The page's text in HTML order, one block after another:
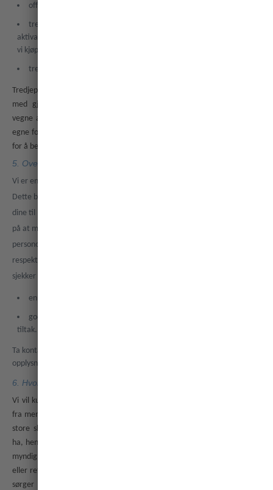
offentlige etater samt lovgivende og andre myndigheter
tredjeparter som vi velger å selge, overføre eller fusjonere deler av
aktivaene våre eller virksomheten vår til eller med, eller virksomheter
vi kjøper eller fusjonerer med
tredjeparter du har godkjent at vi kan snakke med
Tredjeparter er pålagt å behandle personopplysningene dine i samsvar
med gjeldende personvernlovgivning. Når en tredjepart opptrer på
vegne av oss, tillater vi ikke at de bruker personopplysningene dine til
egne formål, og vi sørger for at de har etablert egnede sikkerhetstiltak
for å beskytte personopplysningene dine.
5. Overføringer til andre land
Vi er en global virksomhet som bruker leverandører fra hele verden.
Dette betyr at vi noen ganger trenger å overføre personopplysningene
dine til land utenfor Storbritannia og EU. Dette gjør vi kun når vi er sikre
på at mottakeren har etablert tilstrekkelige tiltak for å beskytte
personopplysningene dine på en måte som samsvarer med og
respekterer personvernlovgivningen i Storbritannia og EU. I slike tilfeller
sjekker vi at minst ett av følgende sikkerhetstiltak er etablert:
en beslutning om tilstrekkelig beskyttelsesnivå
godkjente avtalefestede tiltak og, når det er nødvendig, ytterligere
tiltak.
Ta kontakt med oss hvis du vil vite mer om reglene våre for overføring av
opplysninger.
6. Hvor lenge lagrer vi personopplysningene dine?
Vi vil kun lagre personopplysningene dine så lenge det er nødvendig ut
fra mengden og typen opplysninger, om opplysningene er sensitive, hvor
store skadevirkninger uautorisert bruk eller videreformidling vil kunne
ha, hensikten med behandlingen av personopplysningene, juridiske eller
myndighetspålagte krav samt eventuelle relevante bransjestandarder
eller retningslinjer. Når vi ikke lenger trenger personopplysningene dine,
sørger vi for at de blir fjernet eller slettet på en sikker måte eller